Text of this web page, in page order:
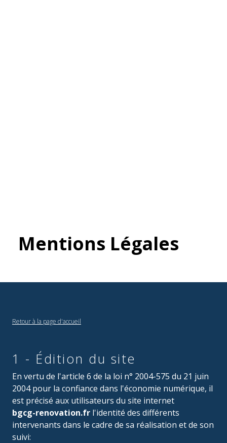
Mentions Légales
Retour à la page d'accueil
1 - Édition du site
En vertu de l'article 6 de la loi n° 2004-575 du 21 juin
2004 pour la confiance dans l'économie numérique, il
est précisé aux utilisateurs du site internet
bgcg-renovation.fr l'identité des différents
intervenants dans le cadre de sa réalisation et de son
suivi: